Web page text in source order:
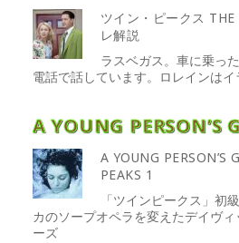
ツイン・ピークス
レ解説
ラスベガス。車に乗っ
電話で話しています。ロレインはイ
A YOUNG PERSON’S
A YOUNG PERSON’S
PEAKS 1
「ツインピークス」初
カのソープオペラを変えたデイヴ
ーズ